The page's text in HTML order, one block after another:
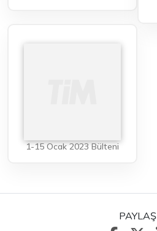
1-15 Ocak 2023 Bülteni
PAYLAŞ